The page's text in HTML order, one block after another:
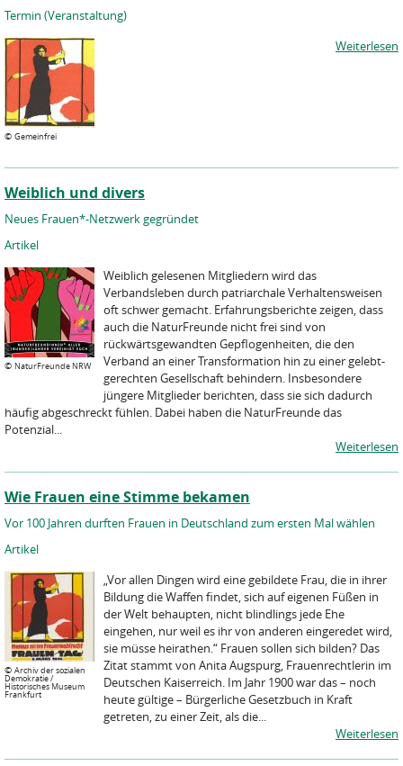
Termin (Veranstaltung)
© Gemeinfrei
Weiterlesen
Weiblich und divers
Neues Frauen*-Netzwerk gegründet
Artikel
© NaturFreunde NRW
Weiblich gelesenen Mitgliedern wird das
Verbandsleben durch patriarchale Verhaltensweisen
oft schwer gemacht. Erfahrungsberichte zeigen, dass
auch die NaturFreunde nicht frei sind von
rückwärtsgewandten Gepflogenheiten, die den
Verband an einer Transformation hin zu einer gelebt-
gerechten Gesellschaft behindern. Insbesondere
jüngere Mitglieder berichten, dass sie sich dadurch
häufig abgeschreckt fühlen. Dabei haben die NaturFreunde das
Potenzial...
Weiterlesen
Wie Frauen eine Stimme bekamen
Vor 100 Jahren durften Frauen in Deutschland zum ersten Mal wählen
Artikel
© Archiv der sozialen
Demokratie /
Historisches Museum
Frankfurt
„Vor allen Dingen wird eine gebildete Frau, die in ihrer
Bildung die Waffen findet, sich auf eigenen Füßen in
der Welt behaupten, nicht blindlings jede Ehe
eingehen, nur weil es ihr von anderen eingeredet wird,
sie müsse heirathen.“ Frauen sollen sich bilden? Das
Zitat stammt von Anita Augspurg, Frauenrechtlerin im
Deutschen Kaiserreich. Im Jahr 1900 war das – noch
heute gültige – Bürgerliche Gesetzbuch in Kraft
getreten, zu einer Zeit, als die...
Weiterlesen